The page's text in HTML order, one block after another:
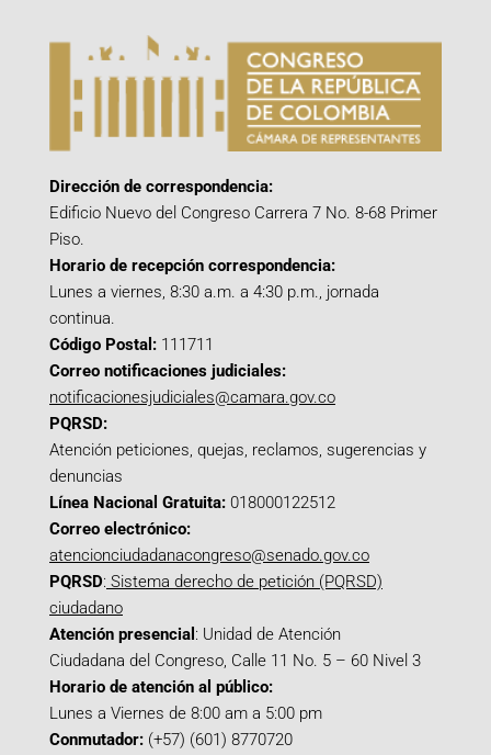
Dirección de correspondencia:
Edificio Nuevo del Congreso Carrera 7 No. 8-68 Primer
Piso.
Horario de recepción correspondencia:
Lunes a viernes, 8:30 a.m. a 4:30 p.m., jornada
continua.
Código Postal: 111711
Correo notificaciones judiciales:
notificacionesjudiciales@camara.gov.co
PQRSD:
Atención peticiones, quejas, reclamos, sugerencias y
denuncias
Línea Nacional Gratuita: 018000122512
Correo electrónico:
atencionciudadanacongreso@senado.gov.co
PQRSD: Sistema derecho de petición (PQRSD)
ciudadano
Atención presencial : Unidad de Atención
Ciudadana del Congreso, Calle 11 No. 5 – 60 Nivel 3
Horario de atención al público:
Lunes a Viernes de 8:00 am a 5:00 pm
Conmutador: (+57) (601) 8770720